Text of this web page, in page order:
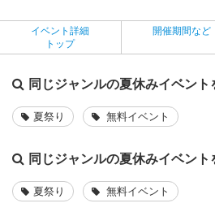
イベント詳細
トップ
開催期間など
同じジャンルの夏休みイベント
夏祭り 無料イベント
同じジャンルの夏休みイベント
夏祭り 無料イベント